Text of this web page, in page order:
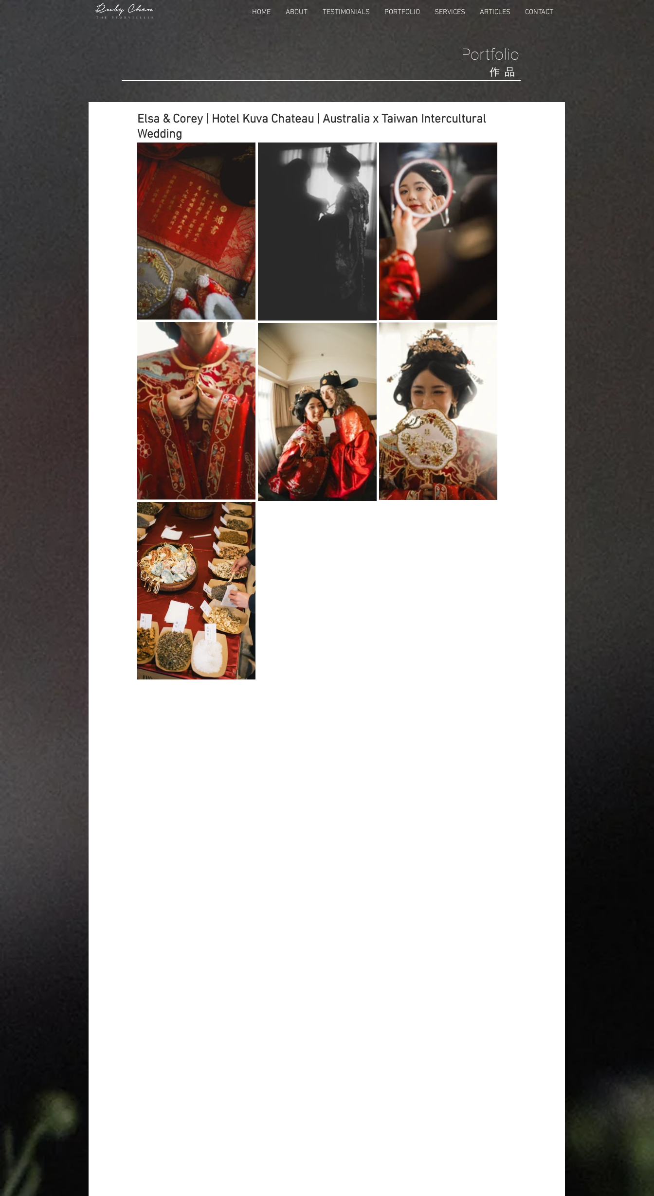
HOME ABOUT TESTIMONIALS PORTFOLIO SERVICES ARTICLES CONTACT
Portfolio
​作品
Elsa & Corey | Hotel Kuva Chateau | Australia x Taiwan Intercultural
Wedding